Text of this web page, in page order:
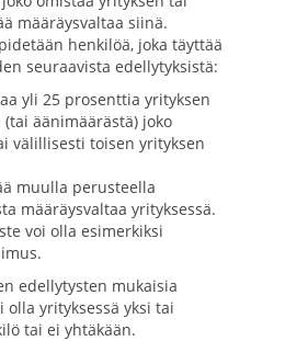
määräysvaltaa siinä.
henkilöä, joka täyttää
seuraavista edellytyksistä:
yli 25 prosenttia yrityksen
(tai äänimäärästä) joko
välillisesti toisen yrityksen
muulla perusteella
määräysvaltaa yrityksessä.
voi olla esimerkiksi
edellytysten mukaisia
olla yrityksessä yksi tai
tai ei yhtäkään.